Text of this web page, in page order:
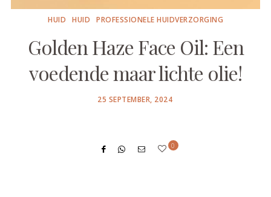
HUID HUID PROFESSIONELE HUIDVERZORGING
Golden Haze Face Oil: Een
voedende maar lichte olie!
POSTED
25 SEPTEMBER, 2024
0